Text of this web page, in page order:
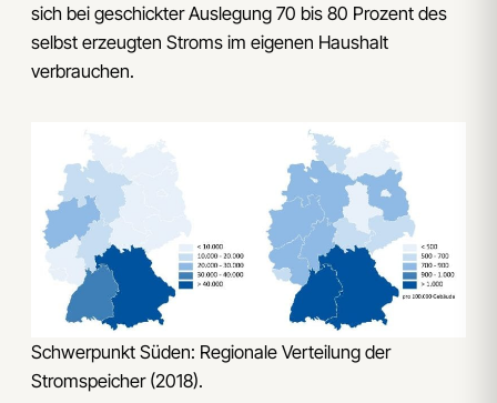
sich bei geschickter Auslegung 70 bis 80 Prozent des
selbst erzeugten Stroms im eigenen Haushalt
verbrauchen.
Schwerpunkt Süden: Regionale Verteilung der
Stromspeicher (2018).